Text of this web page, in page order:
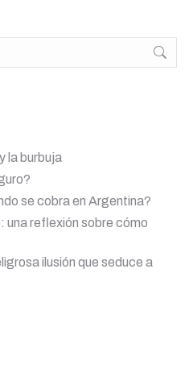
la burbuja
se cobra en Argentina?
una reflexión sobre cómo
ilusión que seduce a